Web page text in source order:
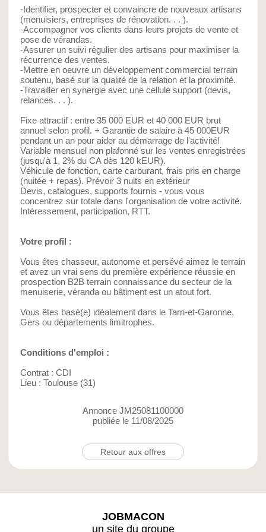
-Identifier, prospecter et convaincre de nouveaux artisans
(menuisiers, entreprises de rénovation. . . ).
-Accompagner vos clients dans leurs projets de vente et
pose de vérandas.
-Assurer un suivi régulier des artisans pour maximiser la
récurrence des ventes.
-Mettre en oeuvre un développement commercial terrain
soutenu, basé sur la qualité de la relation et la proximité.
-Travailler en synergie avec une cellule support (devis,
relances. . . ).
Fixe attractif : entre 35 000 EUR et 40 000 EUR brut
annuel selon profil. + Garantie de salaire à 45 000EUR
pendant un an pour aider au démarrage de l'activité!
Variable mensuel non plafonné sur les ventes enregistrées
(jusqu'à 1, 2% du CA dès 120 kEUR).
Véhicule de fonction, carte carburant, frais pris en charge
(nuitée + repas). Prévoir 3 nuits en extérieur
Devis, catalogues, supports fournis - vous vous
concentrez sur totale dans l'organisation de votre activité.
Intéressement, participation, RTT.
Votre profil :
Vous êtes chasseur, autonome et persévé aimez le terrain
et avez un vrai sens du première expérience réussie en
prospection B2B terrain connaissance du secteur de la
menuiserie, véranda ou bâtiment est un atout fort.
Vous êtes basé(e) idéalement dans le Tarn-et-Garonne,
Gers ou départements limitrophes.
Conditions d'emploi :
Contrat : CDI
Lieu : Toulouse (31)
Annonce JM25081100000
publiée le 11/08/2025
Retour aux offres
JOBMACON
un site du groupe